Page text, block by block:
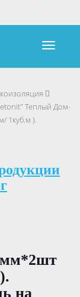
Теплый Дом-
1куб.м ).
на